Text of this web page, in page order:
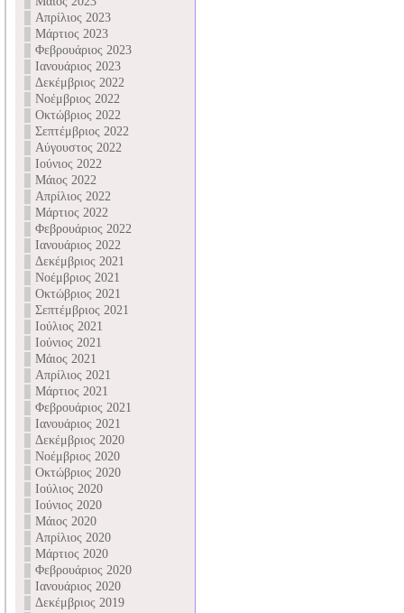
Απρίλιος 2023
Μάρτιος 2023
Φεβρουάριος 2023
Ιανουάριος 2023
Δεκέμβριος 2022
Νοέμβριος 2022
Οκτώβριος 2022
Σεπτέμβριος 2022
Αύγουστος 2022
Ιούνιος 2022
Μάιος 2022
Απρίλιος 2022
Μάρτιος 2022
Φεβρουάριος 2022
Ιανουάριος 2022
Δεκέμβριος 2021
Νοέμβριος 2021
Οκτώβριος 2021
Σεπτέμβριος 2021
Ιούλιος 2021
Ιούνιος 2021
Μάιος 2021
Απρίλιος 2021
Μάρτιος 2021
Φεβρουάριος 2021
Ιανουάριος 2021
Δεκέμβριος 2020
Νοέμβριος 2020
Οκτώβριος 2020
Ιούλιος 2020
Ιούνιος 2020
Μάιος 2020
Απρίλιος 2020
Μάρτιος 2020
Φεβρουάριος 2020
Ιανουάριος 2020
Δεκέμβριος 2019